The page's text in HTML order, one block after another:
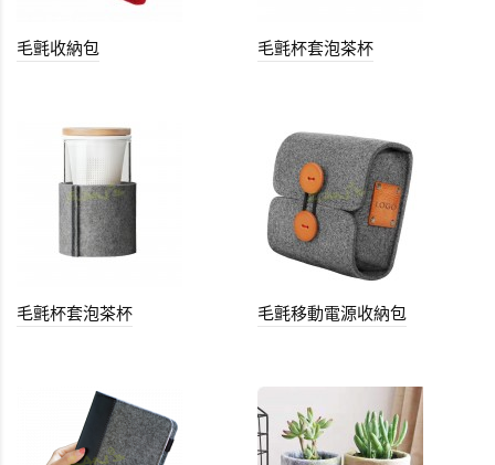
毛氈收納包 毛氈杯套泡茶杯
毛氈杯套泡茶杯 毛氈移動電源收納包